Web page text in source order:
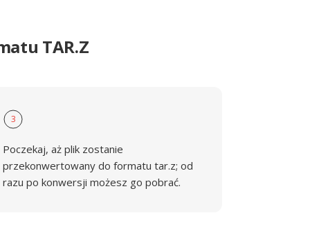
TAR.Z
3
Poczekaj, aż plik zostanie
przekonwertowany do formatu tar.z; od
razu po konwersji możesz go pobrać.